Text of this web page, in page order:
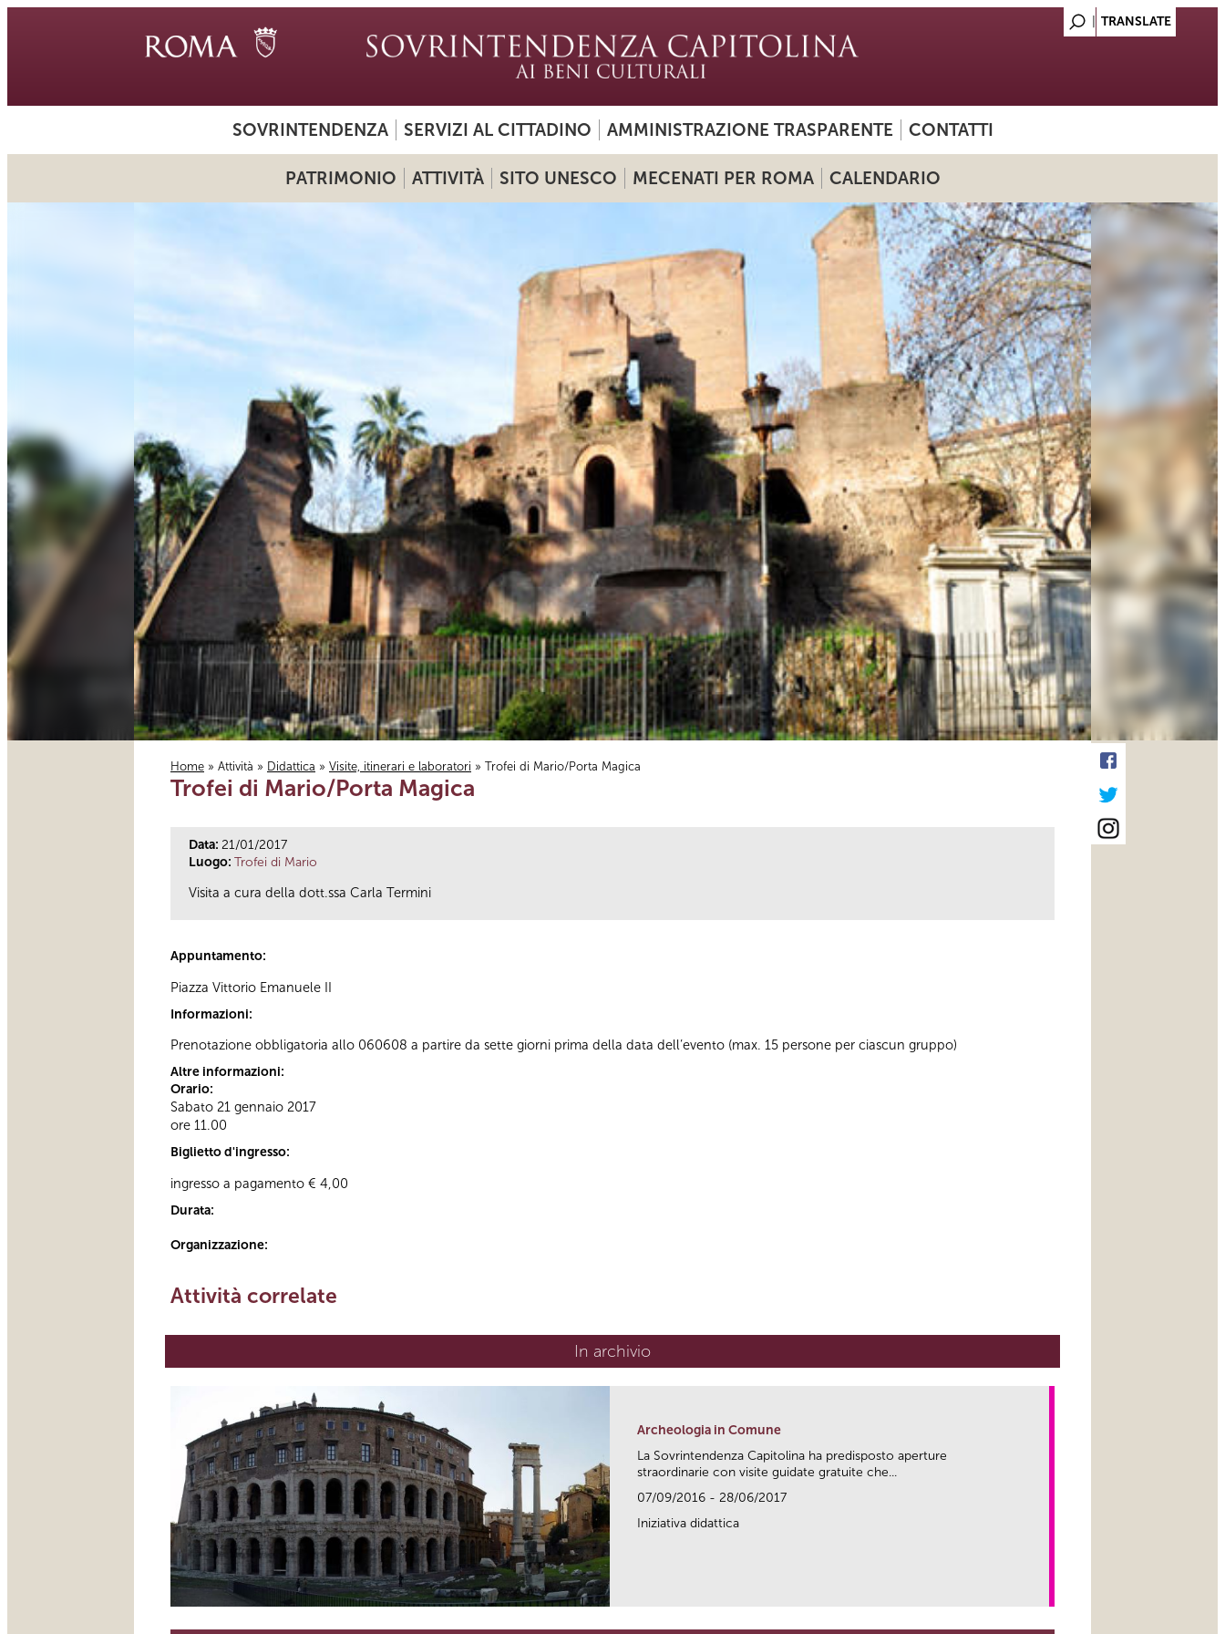
SOVRINTENDENZA SERVIZI AL CITTADINO AMMINISTRAZIONE TRASPARENTE CONTATTI
PATRIMONIO ATTIVITÀ SITO UNESCO MECENATI PER ROMA CALENDARIO
Tu sei qui
Home » Attività » Didattica » Visite, itinerari e laboratori » Trofei di Mario/Porta Magica
Trofei di Mario/Porta Magica
Data: 21/01/2017
Luogo: Trofei di Mario
Visita a cura della dott.ssa Carla Termini
Appuntamento:
Piazza Vittorio Emanuele II
Informazioni:
Prenotazione obbligatoria allo 060608 a partire da sette giorni prima della data dell’evento (max. 15 persone per ciascun gruppo)
Altre informazioni:
Orario:
Sabato 21 gennaio 2017
ore 11.00
Biglietto d'ingresso:
ingresso a pagamento € 4,00
Durata:
Organizzazione:
Attività correlate
In archivio
Archeologia in Comune
La Sovrintendenza Capitolina ha predisposto aperture
straordinarie con visite guidate gratuite che...
07/09/2016 - 28/06/2017
Iniziativa didattica